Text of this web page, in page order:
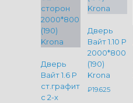
Дверь
Вайт 1.6 P
ст.графит
с 2-х
Дверь
Вайт 1.10 P
2000*800
(190)
Krona
₽19.625